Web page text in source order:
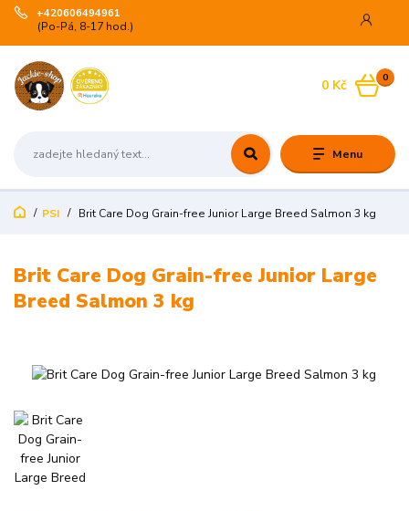
Menu
+420606494961
(Po-Pá, 8-17 hod.)
0
0 Kč
PSI Brit Care Dog Grain-free Junior Large Breed Salmon 3 kg
Brit Care Dog Grain-free Junior Large
Breed Salmon 3 kg